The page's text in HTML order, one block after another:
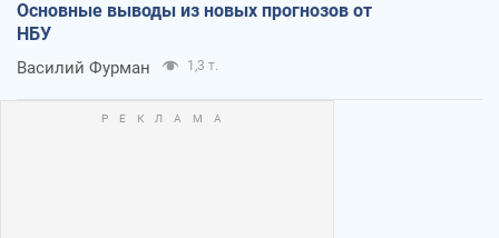
Основные выводы из новых прогнозов от
НБУ
Василий Фурман 1,3 т.